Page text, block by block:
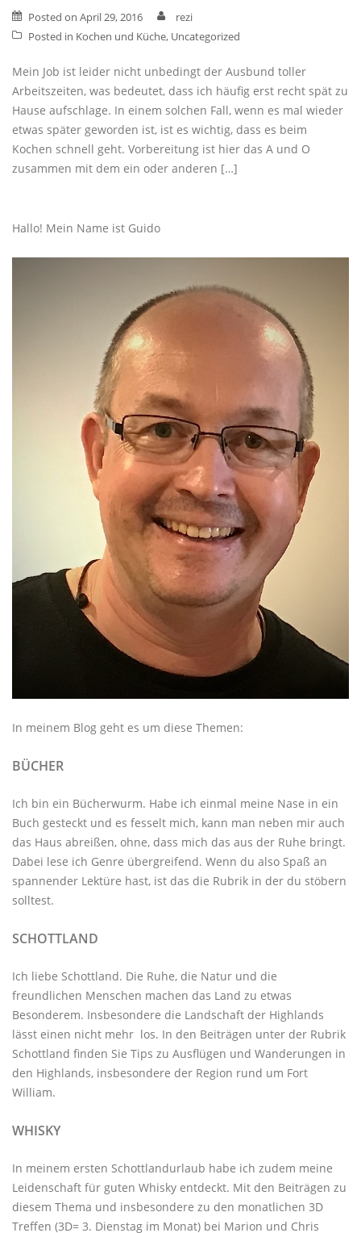
Posted on April 29, 2016
rezi
Posted in Kochen und Küche, Uncategorized
Mein Job ist leider nicht unbedingt der Ausbund toller
Arbeitszeiten, was bedeutet, dass ich häufig erst recht spät zu
Hause aufschlage. In einem solchen Fall, wenn es mal wieder
etwas später geworden ist, ist es wichtig, dass es beim
Kochen schnell geht. Vorbereitung ist hier das A und O
zusammen mit dem ein oder anderen […]
Hallo! Mein Name ist Guido
In meinem Blog geht es um diese Themen:
BÜCHER
Ich bin ein Bücherwurm. Habe ich einmal meine Nase in ein
Buch gesteckt und es fesselt mich, kann man neben mir auch
das Haus abreißen, ohne, dass mich das aus der Ruhe bringt.
Dabei lese ich Genre übergreifend. Wenn du also Spaß an
spannender Lektüre hast, ist das die Rubrik in der du stöbern
solltest.
SCHOTTLAND
Ich liebe Schottland. Die Ruhe, die Natur und die
freundlichen Menschen machen das Land zu etwas
Besonderem. Insbesondere die Landschaft der Highlands
lässt einen nicht mehr los. In den Beiträgen unter der Rubrik
Schottland finden Sie Tips zu Ausflügen und Wanderungen in
den Highlands, insbesondere der Region rund um Fort
William.
WHISKY
In meinem ersten Schottlandurlaub habe ich zudem meine
Leidenschaft für guten Whisky entdeckt. Mit den Beiträgen zu
diesem Thema und insbesondere zu den monatlichen 3D
Treffen (3D= 3. Dienstag im Monat) bei Marion und Chris